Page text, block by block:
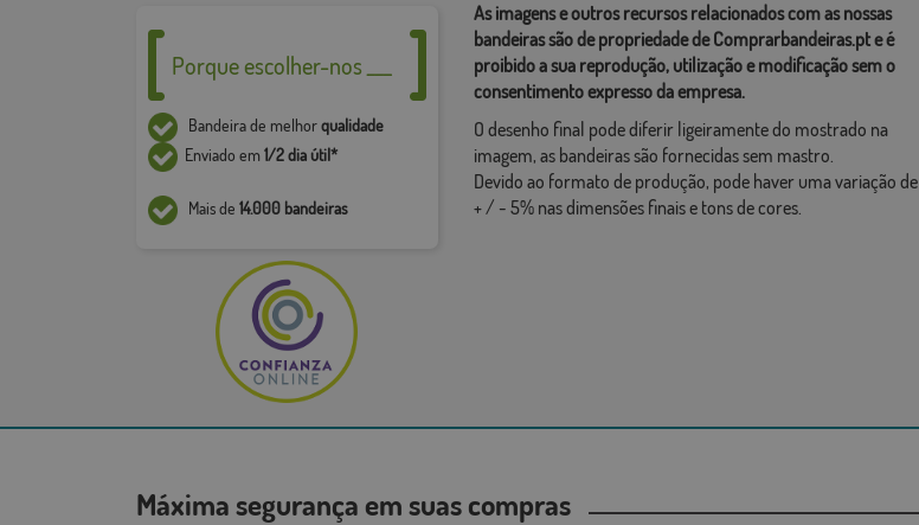
Porque escolher-nos ___
Bandeira de melhorqualidade
Enviado em1/2 dia útil*
Mais de 14.000 bandeiras
As imagens e outros recursos relacionados com as nossas
bandeiras são de propriedade de Comprarbandeiras.pt e é
proibido a sua reprodução, utilização e modificação sem o
consentimento expresso da empresa.
O desenho final pode diferir ligeiramente do mostrado na
imagem, as bandeiras são fornecidas sem mastro.
Devido ao formato de produção, pode haver uma variação de
+ / - 5% nas dimensões finais e tons de cores.
Máxima segurança em suas compras